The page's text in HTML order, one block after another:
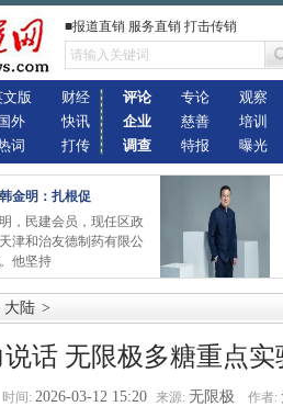
■报道直销 服务直销 打击传销
文版
国外
词
财经
快讯
打传
评论
企业
调查
专论
慈善
特报
观察
培训
曝光
金明：扎根促
民建会员，现任区政
津和治友德制药有限公
他坚持
大陆 >
说话 无限极多糖重点
时间: 2026-03-12 15:20 来源: 无限极 作者: